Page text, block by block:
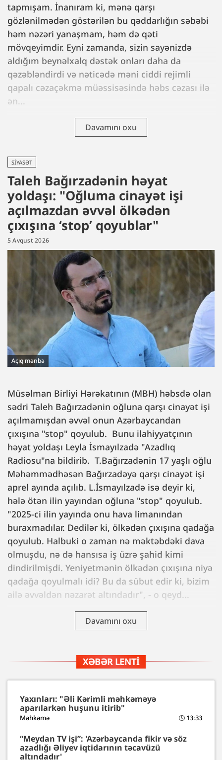
tapmışam. İnanıram ki, mənə qarşı
gözlənilmədən göstərilən bu qəddarlığın səbəbi
həm nəzəri yanaşmam, həm də qəti
mövqeyimdir. Eyni zamanda, sizin sayənizdə
aldığım beynəlxalq dəstək onları daha da
qəzəbləndirdi və nəticədə məni ciddi rejimli
qapalı cəzaçəkmə müəssisəsində həbs cəzası ilə
ən...
Davamını oxu
SIYASƏT
Taleh Bağırzadənin həyat
yoldaşı: "Oğluma cinayət işi
açılmazdan əvvəl ölkədən
çıxışına ‘stop’ qoyublar"
5 Avqust 2026
Açıq mənbə
Müsəlman Birliyi Hərəkatının (MBH) həbsdə olan
sədri Taleh Bağırzadənin oğluna qarşı cinayət işi
açılmamışdan əvvəl onun Azərbaycandan
çıxışına "stop" qoyulub. Bunu ilahiyyatçının
həyat yoldaşı Leyla İsmayılzadə "Azadlıq
Radiosu"na bildirib. T.Bağırzadənin 17 yaşlı oğlu
Məhəmmədhəsən Bağırzadəyə qarşı cinayət işi
aprel ayında açılıb. L.İsmayılzadə isə deyir ki,
hələ ötən ilin yayından oğluna "stop" qoyulub.
"2025-ci ilin yayında onu hava limanından
buraxmadılar. Dedilər ki, ölkədən çıxışına qadağa
qoyulub. Halbuki o zaman nə məktəbdəki dava
olmuşdu, nə də hansısa iş üzrə şahid kimi
dindirilmişdi. Yeniyetmənin ölkədən çıxışına niyə
qadağa qoyulmalı idi? Bu da sübut edir ki, bizim
ailə əvvəldən nəzarət altındadır", - o qeyd...
Davamını oxu
XƏBƏR LENTI
Yaxınları: "Əli Kərimli məhkəməyə
aparılarkən huşunu itirib"
Məhkəmə 13:33
“Meydan TV işi”: 'Azərbaycanda fikir və söz
azadlığı Əliyev iqtidarının təcavüzü
altındadır'